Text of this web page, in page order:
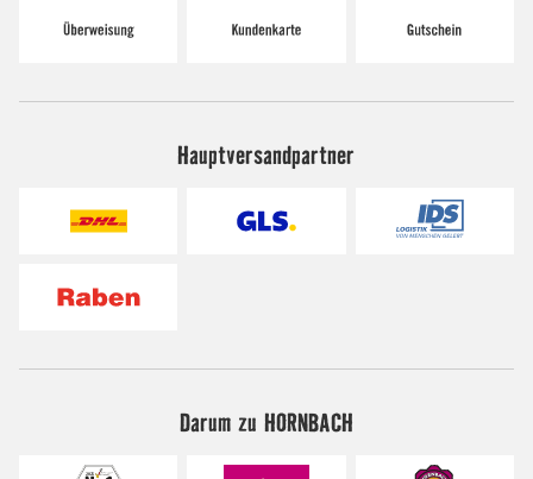
Hauptversandpartner
Darum zu HORNBACH